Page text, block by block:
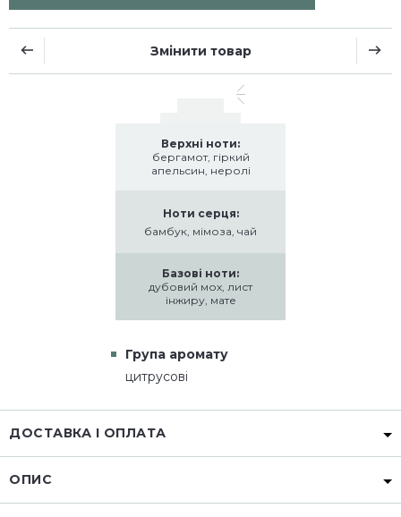
Змінити товар
Верхні ноти:
бергамот, гіркий
апельсин, неролі
Ноти серця:
бамбук, мімоза, чай
Базові ноти:
дубовий мох, лист
інжиру, мате
Група аромату
цитрусові
ДОСТАВКА І ОПЛАТА
ОПИС